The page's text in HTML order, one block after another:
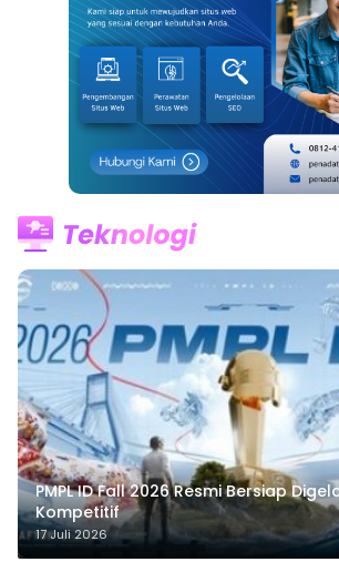
PMPL ID Fall 2026 Resmi Bersiap
Kompetitif
17 Juli 2026